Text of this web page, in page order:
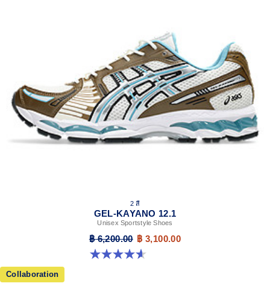
2 สี
GEL-KAYANO 12.1
Unisex Sportstyle Shoes
฿ 6,200.00 ฿ 3,100.00
4.6 จาก 5 ดาว 13 รีวิว
Collaboration